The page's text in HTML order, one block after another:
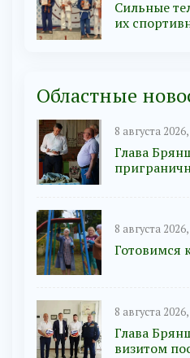
Сильные
их
Областные
8 августа
Глава
8 августа
Готовимся
8 августа
Глава
визитом